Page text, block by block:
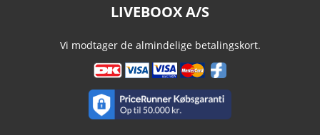
LIVEBOOX A/S
Vi modtager de almindelige betalingskort.